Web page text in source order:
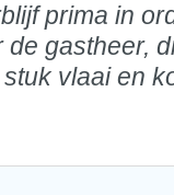
prima in
gastheer,
vlaai en